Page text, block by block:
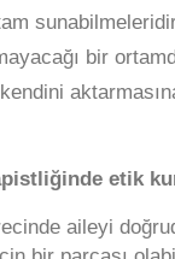
bir
etik
aileyi